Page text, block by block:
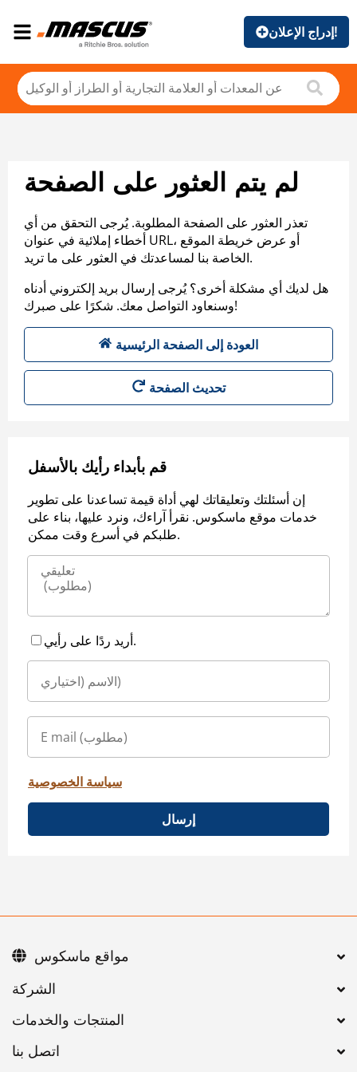
إدراج الإعلان!
لم يتم العثور على الصفحة
تعذر العثور على الصفحة المطلوبة. يُرجى التحقق من أي
أخطاء إملائية في عنوان URL، أو عرض خريطة الموقع
الخاصة بنا لمساعدتك في العثور على ما تريد.
هل لديك أي مشكلة أخرى؟ يُرجى إرسال بريد إلكتروني أدناه
وسنعاود التواصل معك. شكرًا على صبرك!
العودة إلى الصفحة الرئيسية
تحديث الصفحة
قم بأبداء رأيك بالأسفل
إن أسئلتك وتعليقاتك لهي أداة قيمة تساعدنا على تطوير
خدمات موقع ماسكوس. نقرأ آراءك، ونرد عليها، بناء على
طلبكم في أسرع وقت ممكن.
أريد ردًا على رأيي.
سياسة الخصوصية
إرسال
اتصل بنا
مواقع ماسكوس